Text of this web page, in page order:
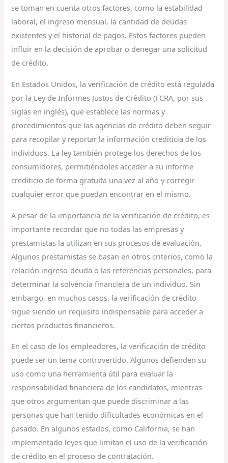
se toman en cuenta otros factores, como la estabilidad
laboral, el ingreso mensual, la cantidad de deudas
existentes y el historial de pagos. Estos factores pueden
influir en la decisión de aprobar o denegar una solicitud
de crédito.
En Estados Unidos, la verificación de crédito está regulada
por la Ley de Informes Justos de Crédito (FCRA, por sus
siglas en inglés), que establece las normas y
procedimientos que las agencias de crédito deben seguir
para recopilar y reportar la información crediticia de los
individuos. La ley también protege los derechos de los
consumidores, permitiéndoles acceder a su informe
crediticio de forma gratuita una vez al año y corregir
cualquier error que puedan encontrar en el mismo.
A pesar de la importancia de la verificación de crédito, es
importante recordar que no todas las empresas y
prestamistas la utilizan en sus procesos de evaluación.
Algunos prestamistas se basan en otros criterios, como la
relación ingreso-deuda o las referencias personales, para
determinar la solvencia financiera de un individuo. Sin
embargo, en muchos casos, la verificación de crédito
sigue siendo un requisito indispensable para acceder a
ciertos productos financieros.
En el caso de los empleadores, la verificación de crédito
puede ser un tema controvertido. Algunos defienden su
uso como una herramienta útil para evaluar la
responsabilidad financiera de los candidatos, mientras
que otros argumentan que puede discriminar a las
personas que han tenido dificultades económicas en el
pasado. En algunos estados, como California, se han
implementado leyes que limitan el uso de la verificación
de crédito en el proceso de contratación.